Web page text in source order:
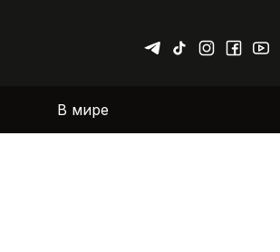
В мире